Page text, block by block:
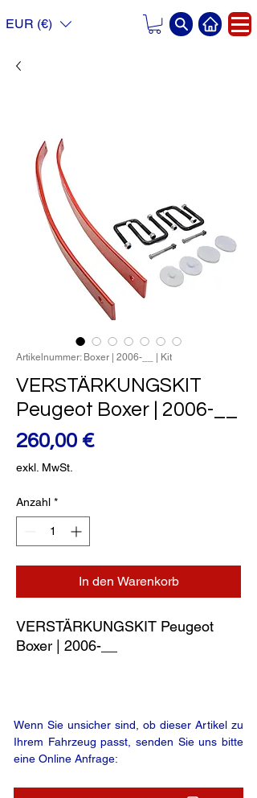
EUR (€)
Artikelnummer: Boxer | 2006-__ | Kit
VERSTÄRKUNGSKIT
Peugeot Boxer | 2006-__
260,00 €Preis
exkl. MwSt.
Anzahl *
In den Warenkorb
VERSTÄRKUNGSKIT Peugeot
Boxer | 2006-__
Wenn Sie unsicher sind, ob dieser Artikel zu
Ihrem Fahrzeug passt, senden Sie uns bitte
eine Online Anfrage: